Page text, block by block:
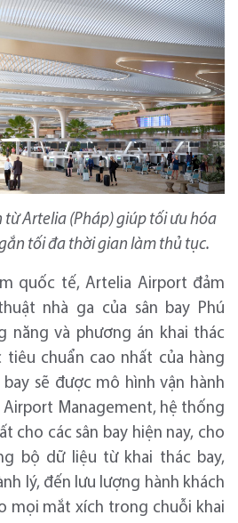
từ Artelia (Pháp) giúp tối ưu hóa
tối đa thời gian làm thủ tục.
quốc tế, Artelia Airport đảm
nhà ga của sân bay Phú
năng và phương án khai thác
tiêu chuẩn cao nhất của hàng
sẽ được mô hình vận hành
Airport Management, hệ thống
cho các sân bay hiện nay, cho
bộ dữ liệu từ khai thác bay,
lý, đến lưu lượng hành khách
mọi mắt xích trong chuỗi khai